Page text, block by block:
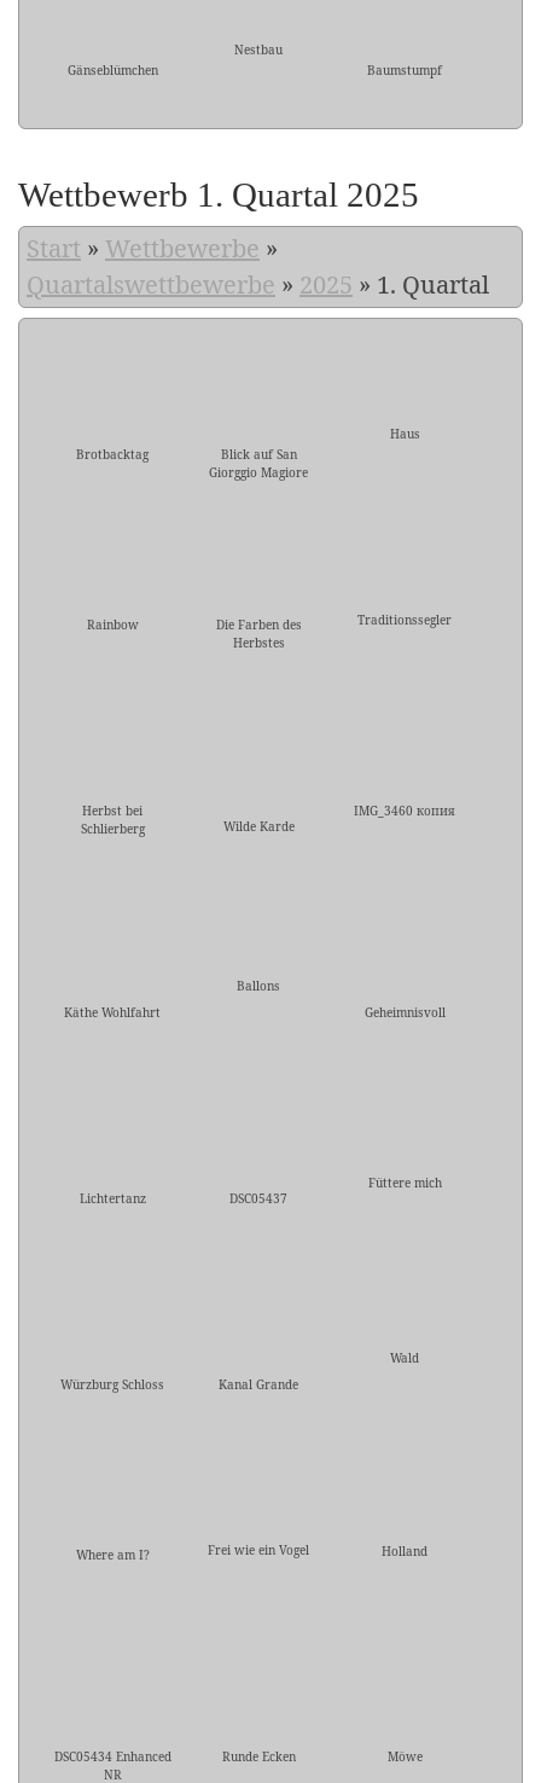
Gänseblümchen
Nestbau
Baumstumpf
Wettbewerb 1. Quartal 2025
Start » Wettbewerbe »
Quartalswettbewerbe » 2025 » 1. Quartal
Brotbacktag
Blick auf San
Giorggio Magiore
Haus
Rainbow
Die Farben des
Herbstes
Traditionssegler
Herbst bei
Schlierberg
Wilde Karde
IMG_3460 копия
Käthe Wohlfahrt
Ballons
Geheimnisvoll
Lichtertanz DSC05437
Füttere mich
Würzburg Schloss Kanal Grande
Wald
Where am I? Frei wie ein Vogel Holland
DSC05434 Enhanced
NR
Runde Ecken Möwe